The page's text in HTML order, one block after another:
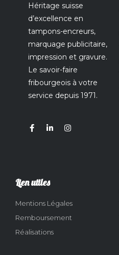
Héritage suisse
d’excellence en
tampons-encreurs,
marquage publicitaire,
impression et gravure.
Le savoir-faire
fribourgeois à votre
service depuis 1971.
Lien utiles
Mentions Légales
Remboursement
Réalisations